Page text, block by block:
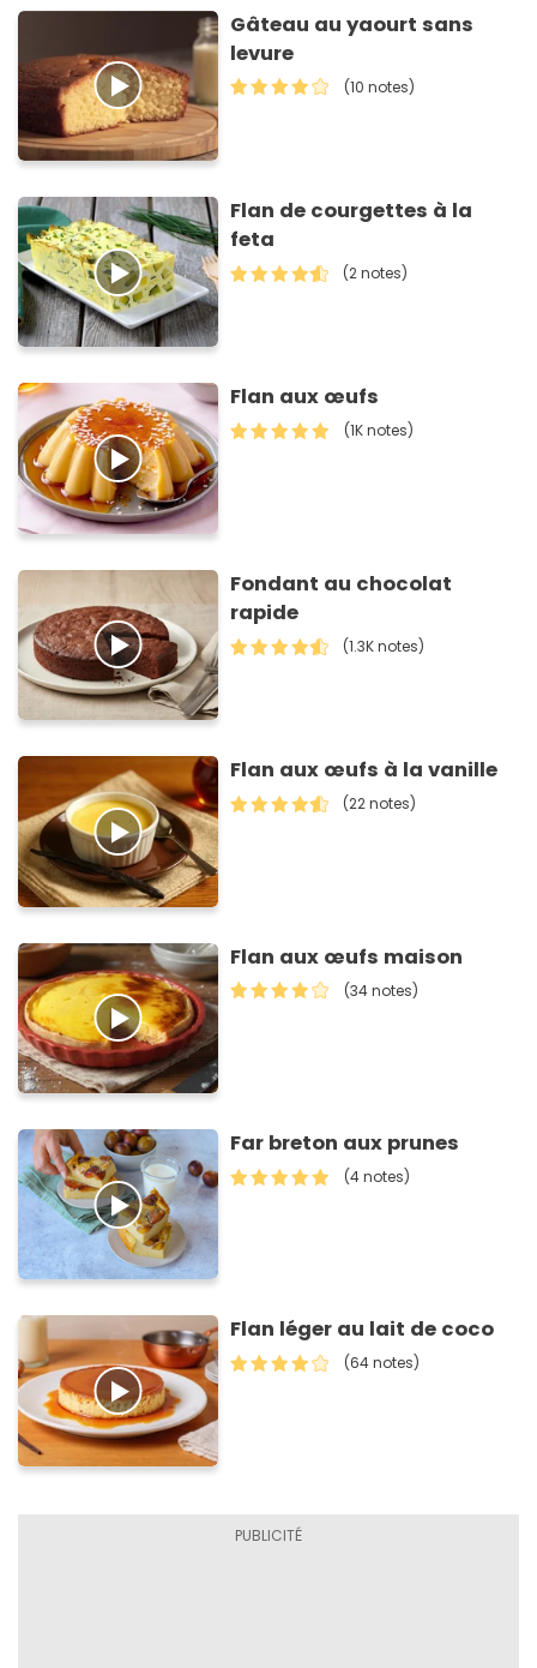
Gâteau au yaourt sans
levure
(10 notes)
Flan de courgettes à la
feta
(2 notes)
Flan aux œufs
(1K notes)
Fondant au chocolat
rapide
(1.3K notes)
Flan aux œufs à la vanille
(22 notes)
Flan aux œufs maison
(34 notes)
Far breton aux prunes
(4 notes)
Flan léger au lait de coco
(64 notes)